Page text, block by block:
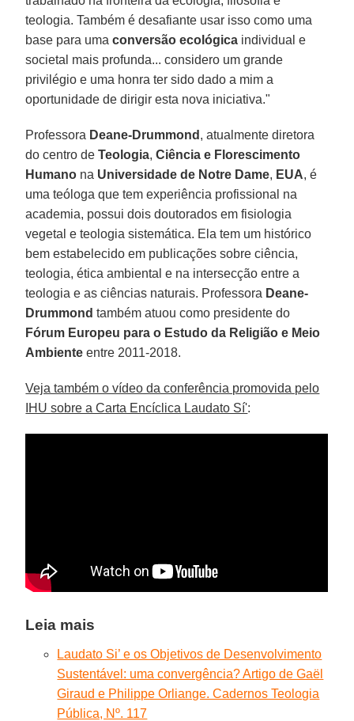
teologia. Também é desafiante usar isso como uma
base para umaconversão ecológica individual e
societal mais profunda... considero um grande
privilégio e uma honra ter sido dado a mim a
oportunidade de dirigir esta nova iniciativa."
Professora Deane-Drummond , atualmente diretora
do centro deTeologia,Ciência e Florescimento
Humano na Universidade de Notre Dame, EUA, é
uma teóloga que tem experiência profissional na
academia, possui dois doutorados em fisiologia
vegetal e teologia sistemática. Ela tem um histórico
bem estabelecido em publicações sobre ciência,
teologia, ética ambiental e na intersecção entre a
teologia e as ciências naturais. Professora Deane-
Drummond também atuou como presidente do
Fórum Europeu para o Estudo da Religião e Meio
Ambiente entre 2011-2018.
Veja também o vídeo da conferência promovida pelo
IHU sobre a Carta Encíclica Laudato Sí':
Leia mais
Laudato Si’ e os Objetivos de Desenvolvimento
Sustentável: uma convergência? Artigo de Gaël
Giraud e Philippe Orliange. Cadernos Teologia
Pública, Nº. 117